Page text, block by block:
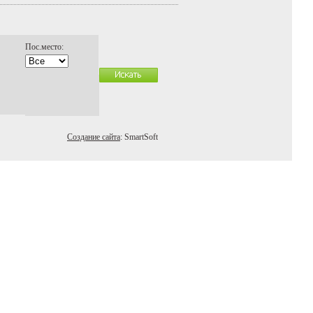
Пос.место:
Создание сайта: SmartSoft